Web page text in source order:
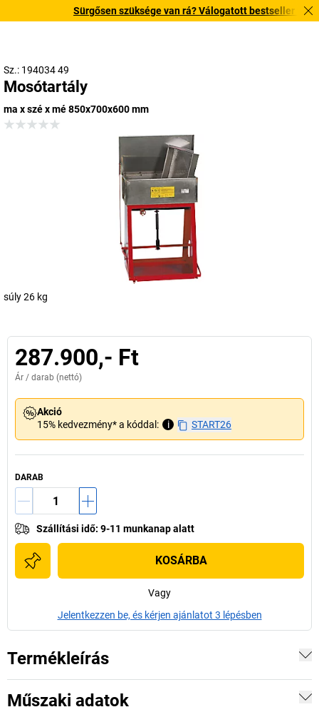
Sürgősen szüksége van rá? Válogatott bestseller
Sz.: 194034 49
Mosótartály
ma x szé x mé 850x700x600 mm
súly 26 kg
287.900,- Ft
Ár / darab (nettó)
Akció
15% kedvezmény* a kóddal:
i START26
DARAB
Szállítási idő: 9-11 munkanap alatt
KOSÁRBA
Vagy
Jelentkezzen be, és kérjen ajánlatot 3 lépésben
Termékleírás
Műszaki adatok